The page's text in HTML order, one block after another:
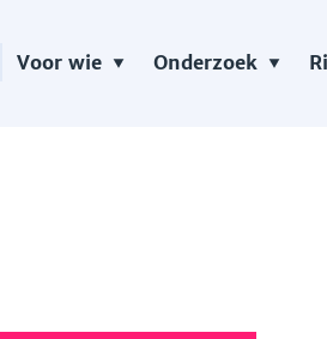
Voor wie Onderzoek